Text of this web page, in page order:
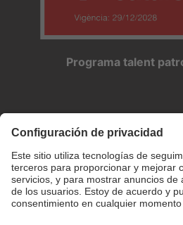
Programa talent